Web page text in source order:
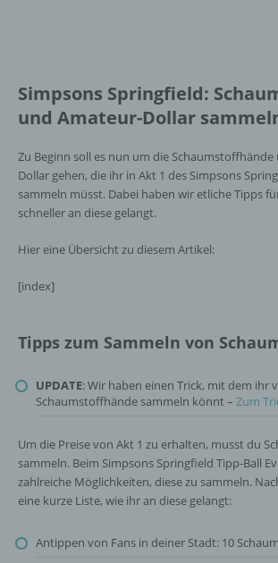
Simpsons Springfield:
und Amateur-Dollar
Zu Beginn soll es nun um die
Dollar gehen, die ihr in Akt 1 des Simpsons
sammeln müsst. Dabei haben wir etliche Tipps
schneller an diese gelangt.
Hier eine Übersicht zu diesem Artikel:
[index]
Tipps zum Sammeln von
UPDATE: Wir haben einen Trick, mit dem ihr
Schaumstoffhände sammeln könnt – Zum
Um die Preise von Akt 1 zu erhalten, musst du
sammeln. Beim Simpsons Springfield Tipp-Ball
zahlreiche Möglichkeiten, diese zu sammeln.
eine kurze Liste, wie ihr an diese gelangt:
Antippen von Fans in deiner Stadt: 10